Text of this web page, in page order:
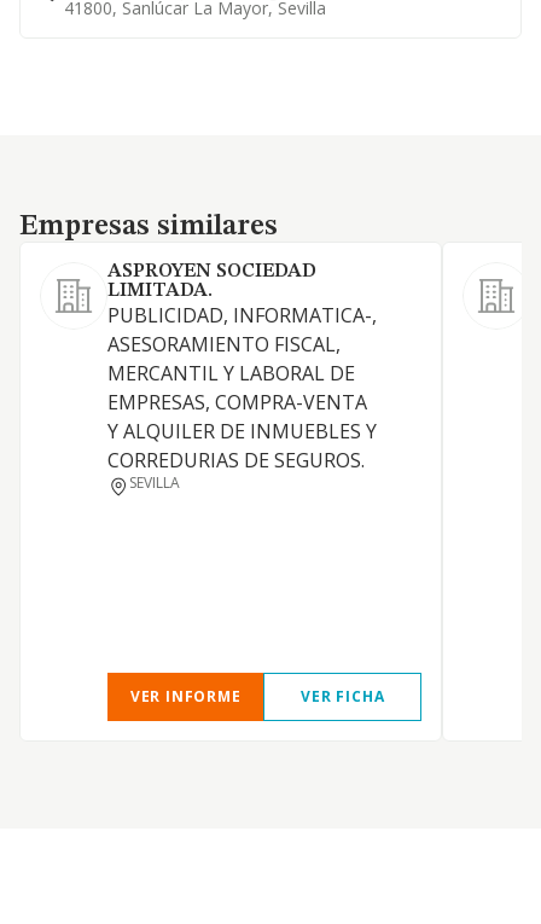
41800, Sanlúcar La Mayor, Sevilla
Empresas similares
Empresas similares
ASPROYEN SOCIEDAD
LIMITADA.
PUBLICIDAD, INFORMATICA-,
ASESORAMIENTO FISCAL,
MERCANTIL Y LABORAL DE
EMPRESAS, COMPRA-VENTA
Y ALQUILER DE INMUEBLES Y
CORREDURIAS DE SEGUROS.
SEVILLA
VER INFORME VER FICHA